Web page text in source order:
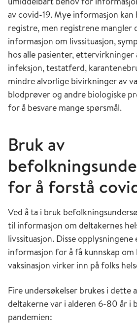
av covid-19. Mye informasjon kan
registre, men registrene mangler
informasjon om livssituasjon,
hos alle pasienter,
infeksjon, testatferd,
mindre alvorlige bivirkninger av
blodprøver og andre biologiske
for å besvare mange spørsmål.
Bruk av
for å forstå
Ved å ta i bruk
til informasjon om deltakernes
livssituasjon. Disse
informasjon for å få kunnskap
vaksinasjon virker inn på folks
Fire undersøkelser brukes i dette
deltakerne var i alderen 6-80 år i
pandemien: